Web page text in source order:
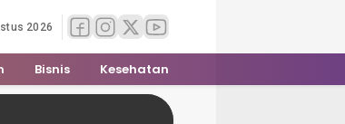
2026
Bisnis Kesehatan